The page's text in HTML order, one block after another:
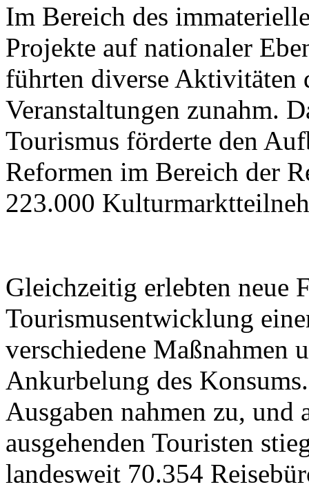
Im Bereich des
Projekte auf nationaler
führten diverse Aktivitäten
Veranstaltungen zunahm.
Tourismus förderte den
Reformen im Bereich der
223.000
Gleichzeitig erlebten neue
Tourismusentwicklung
verschiedene Maßnahmen
Ankurbelung des
Ausgaben nahmen zu,
ausgehenden Touristen
landesweit 70.354